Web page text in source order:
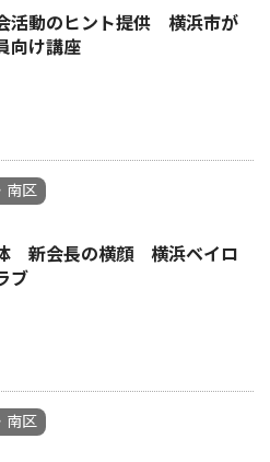
活動のヒント提供 横浜市が
向け講座
南区
新会長の横顔 横浜ベイロ
ブ
南区